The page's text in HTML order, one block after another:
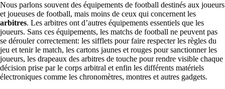
Nous parlons souvent des équipements de football destinés aux joueurs
et joueuses de football, mais moins de ceux qui concernent les
arbitres. Les arbitres ont d’autres équipements essentiels que les
joueurs. Sans ces équipements, les matchs de football ne peuvent pas
se dérouler correctement: les sifflets pour faire respecter les règles du
jeu et tenir le match, les cartons jaunes et rouges pour sanctionner les
joueurs, les drapeaux des arbitres de touche pour rendre visible chaque
décision prise par le corps arbitral et enfin les différents matériels
électroniques comme les chronomètres, montres et autres gadgets.